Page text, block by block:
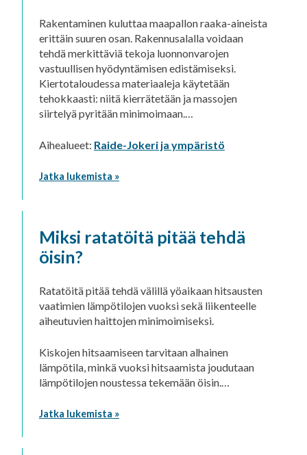
Rakentaminen kuluttaa maapallon raaka-aineista
erittäin suuren osan. Rakennusalalla voidaan
tehdä merkittäviä tekoja luonnonvarojen
vastuullisen hyödyntämisen edistämiseksi.
Kiertotaloudessa materiaaleja käytetään
tehokkaasti: niitä kierrätetään ja massojen
siirtelyä pyritään minimoimaan.…
Aihealueet: Raide-Jokeri ja ympäristö
Jatka lukemista »
Miksi ratatöitä pitää tehdä
öisin?
Ratatöitä pitää tehdä välillä yöaikaan hitsausten
vaatimien lämpötilojen vuoksi sekä liikenteelle
aiheutuvien haittojen minimoimiseksi.
Kiskojen hitsaamiseen tarvitaan alhainen
lämpötila, minkä vuoksi hitsaamista joudutaan
lämpötilojen noustessa tekemään öisin.…
Jatka lukemista »